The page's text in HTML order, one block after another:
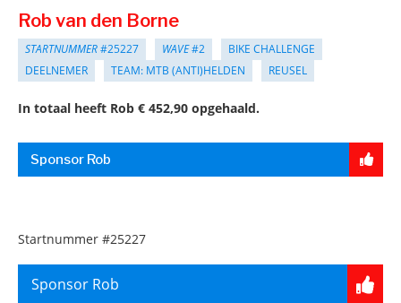
Rob van den Borne
STARTNUMMER#25227 WAVE#2
BIKE CHALLENGE
DEELNEMER
TEAM: MTB (ANTI)HELDEN REUSEL
In totaal heeft Rob € 452,90 opgehaald.
Sponsor Rob
Startnummer #25227
Sponsor Rob